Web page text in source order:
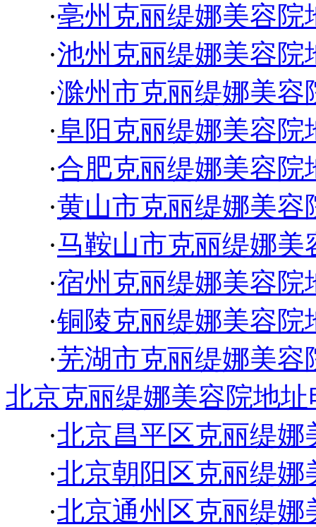
·亳州克丽缇娜美容院
·池州克丽缇娜美容院
·滁州市克丽缇娜美容
·阜阳克丽缇娜美容院
·合肥克丽缇娜美容院
·黄山市克丽缇娜美容
·马鞍山市克丽缇娜
·宿州克丽缇娜美容院
·铜陵克丽缇娜美容院
·芜湖市克丽缇娜美容
北京克丽缇娜美容院地
·北京昌平区克丽缇
·北京朝阳区克丽缇
·北京通州区克丽缇